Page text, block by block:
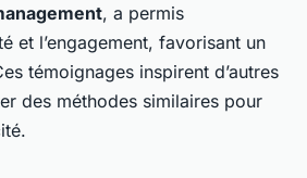
, a permis
et l’engagement, favorisant un
témoignages inspirent d’autres
des méthodes similaires pour